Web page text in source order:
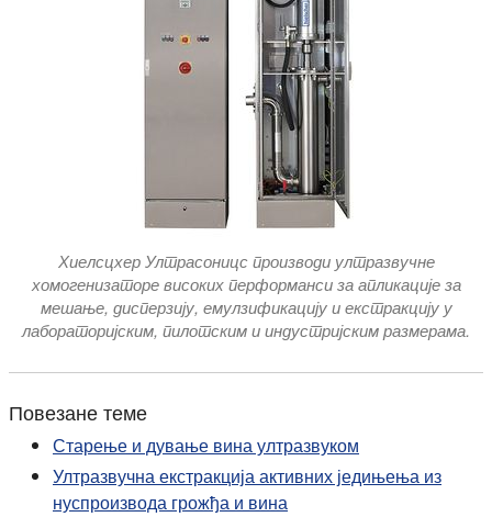
Хиелсцхер Ултрасоницс производи ултразвучне
хомогенизаторе високих перформанси за апликације за
мешање, дисперзију, емулзификацију и екстракцију у
лабораторијским, пилотским и индустријским размерама.
Повезане теме
Старење и дување вина ултразвуком
Ултразвучна екстракција активних једињења из
нуспроизвода грожђа и вина